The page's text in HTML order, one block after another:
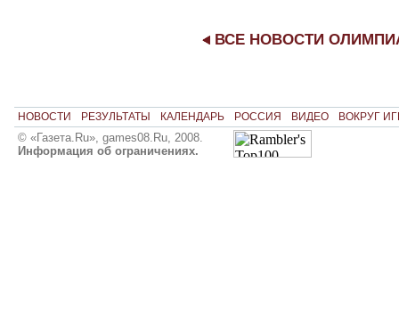
ВСЕ НОВОСТИ
НОВОСТИ РЕЗУЛЬТАТЫ КАЛЕНДАРЬ РОССИЯ ВИДЕО ВОКРУГ
© «Газета.Ru», games08.Ru, 2008.
Информация об ограничениях.